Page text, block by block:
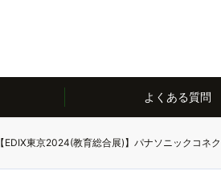
よくある質問
【EDIX東京2024(教育総合展)】パナソニックコネ